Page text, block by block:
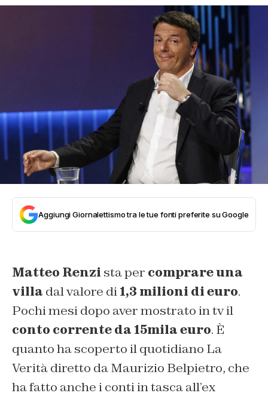
Aggiungi Giornalettismo tra le tue fonti preferite su Google
Matteo Renzi sta per comprare una
villa dal valore di1,3 milioni di euro.
Pochi mesi dopo aver mostrato in tv il
conto corrente da 15mila euro. È
quanto ha scoperto il quotidiano La
Verità diretto da Maurizio Belpietro, che
ha fatto anche i conti in tasca all’ex